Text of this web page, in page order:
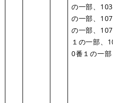
の一部、
の一部、
の一部、
１の一部、
0番１の一部